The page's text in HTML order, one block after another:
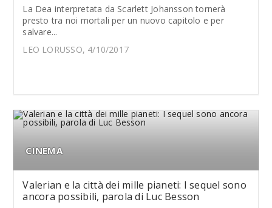
La Dea interpretata da Scarlett Johansson tornerà
presto tra noi mortali per un nuovo capitolo e per
salvare...
LEO LORUSSO, 4/10/2017
CINEMA
Valerian e la città dei mille pianeti: I sequel sono
ancora possibili, parola di Luc Besson